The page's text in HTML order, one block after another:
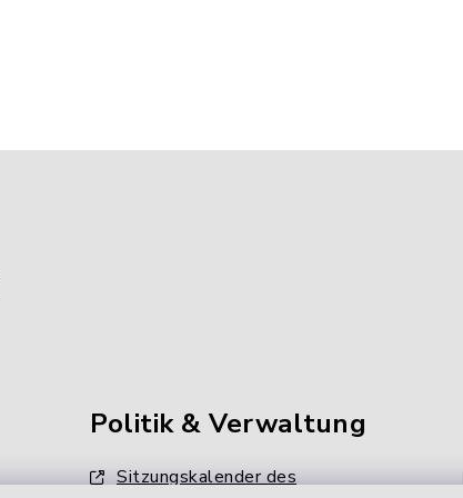
Politik & Verwaltung
Sitzungskalender des